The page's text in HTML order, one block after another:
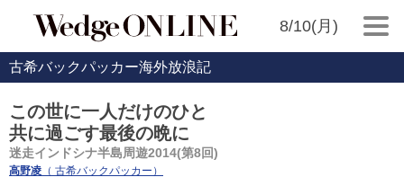
8/10(月)
古希バックパッカー海外放浪記
この世に一人だけのひと
共に過ごす最後の晩に
迷走インドシナ半島周遊2014(第8回)
高野凌 （ 古希バックパッカー）